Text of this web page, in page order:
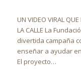
UN VIDEO VIRAL
LA CALLE La
divertida campaña
enseñar a ayudar
El proyecto…